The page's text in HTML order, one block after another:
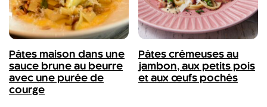
Pâtes maison dans une
sauce brune au beurre
avec une purée de
courge
Pâtes crémeuses au
jambon, aux petits pois
et aux œufs pochés